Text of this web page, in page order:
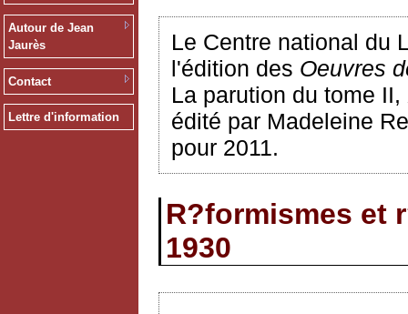
Autour de Jean
Jaurès
Contact
Lettre d'information
Le Centre national du
l'édition des Oeuvres
La parution du tome II,
édité par Madeleine
pour 2011.
R?formismes et
1930